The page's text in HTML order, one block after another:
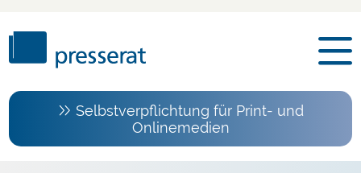
Selbstverpflichtung für Print- und
Onlinemedien